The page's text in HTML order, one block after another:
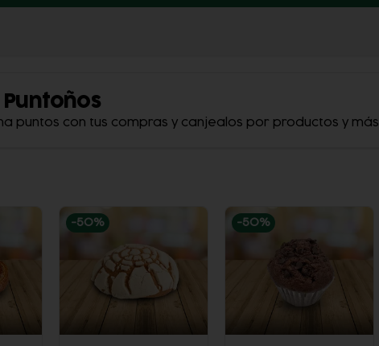
Puntoños
puntos con tus compras y canjealos por productos y más
-50% -50%